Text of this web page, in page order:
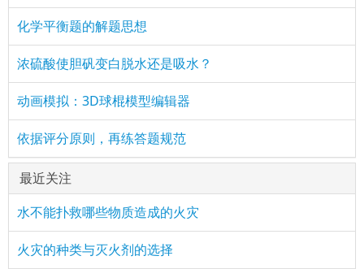
化学平衡题的解题思想
浓硫酸使胆矾变白脱水还是吸水？
动画模拟：3D球棍模型编辑器
依据评分原则，再练答题规范
最近关注
水不能扑救哪些物质造成的火灾
火灾的种类与灭火剂的选择